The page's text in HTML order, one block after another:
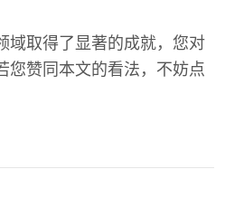
域取得了显著的成就，您对
您赞同本文的看法，不妨点